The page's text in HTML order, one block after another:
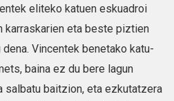
eliteko katuen eskuadroi
karraskarien eta beste piztien
Vincentek benetako katu-
baina ez du bere lagun
salbatu baitzion, eta ezkutatzera